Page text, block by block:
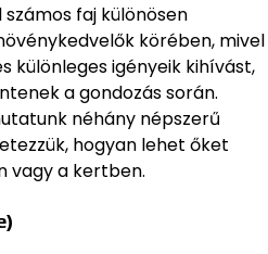
faj különösen
körében, mivel
különleges igényeik kihívást,
a gondozás során.
néhány népszerű
hogyan lehet őket
vagy a kertben.